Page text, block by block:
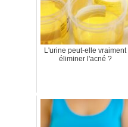
L'urine peut-elle vraiment
éliminer l'acné ?